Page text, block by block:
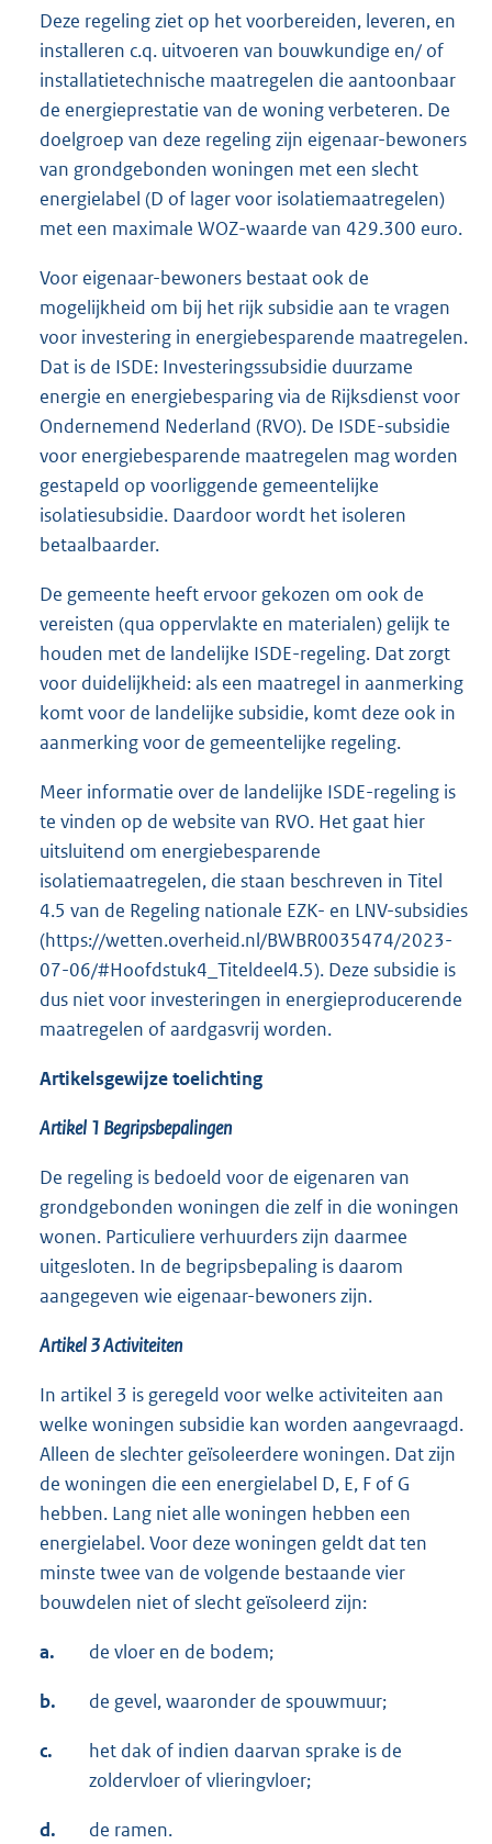
Deze regeling ziet op het voorbereiden, leveren, en
installeren c.q. uitvoeren van bouwkundige en/ of
installatietechnische maatregelen die aantoonbaar
de energieprestatie van de woning verbeteren. De
doelgroep van deze regeling zijn eigenaar-bewoners
van grondgebonden woningen met een slecht
energielabel (D of lager voor isolatiemaatregelen)
met een maximale WOZ-waarde van 429.300 euro.
Voor eigenaar-bewoners bestaat ook de
mogelijkheid om bij het rijk subsidie aan te vragen
voor investering in energiebesparende maatregelen.
Dat is de ISDE: Investeringssubsidie duurzame
energie en energiebesparing via de Rijksdienst voor
Ondernemend Nederland (RVO). De ISDE-subsidie
voor energiebesparende maatregelen mag worden
gestapeld op voorliggende gemeentelijke
isolatiesubsidie. Daardoor wordt het isoleren
betaalbaarder.
De gemeente heeft ervoor gekozen om ook de
vereisten (qua oppervlakte en materialen) gelijk te
houden met de landelijke ISDE-regeling. Dat zorgt
voor duidelijkheid: als een maatregel in aanmerking
komt voor de landelijke subsidie, komt deze ook in
aanmerking voor de gemeentelijke regeling.
Meer informatie over de landelijke ISDE-regeling is
te vinden op de website van RVO. Het gaat hier
uitsluitend om energiebesparende
isolatiemaatregelen, die staan beschreven in Titel
4.5 van de Regeling nationale EZK- en LNV-subsidies
(https://wetten.overheid.nl/BWBR0035474/2023-
07-06/#Hoofdstuk4_Titeldeel4.5). Deze subsidie is
dus niet voor investeringen in energieproducerende
maatregelen of aardgasvrij worden.
Artikelsgewijze toelichting
Artikel 1 Begripsbepalingen
De regeling is bedoeld voor de eigenaren van
grondgebonden woningen die zelf in die woningen
wonen. Particuliere verhuurders zijn daarmee
uitgesloten. In de begripsbepaling is daarom
aangegeven wie eigenaar-bewoners zijn.
Artikel 3 Activiteiten
In artikel 3 is geregeld voor welke activiteiten aan
welke woningen subsidie kan worden aangevraagd.
Alleen de slechter geïsoleerdere woningen. Dat zijn
de woningen die een energielabel D, E, F of G
hebben. Lang niet alle woningen hebben een
energielabel. Voor deze woningen geldt dat ten
minste twee van de volgende bestaande vier
bouwdelen niet of slecht geïsoleerd zijn:
a. de vloer en de bodem;
b. de gevel, waaronder de spouwmuur;
c.
het dak of indien daarvan sprake is de
zoldervloer of vlieringvloer;
d. de ramen.